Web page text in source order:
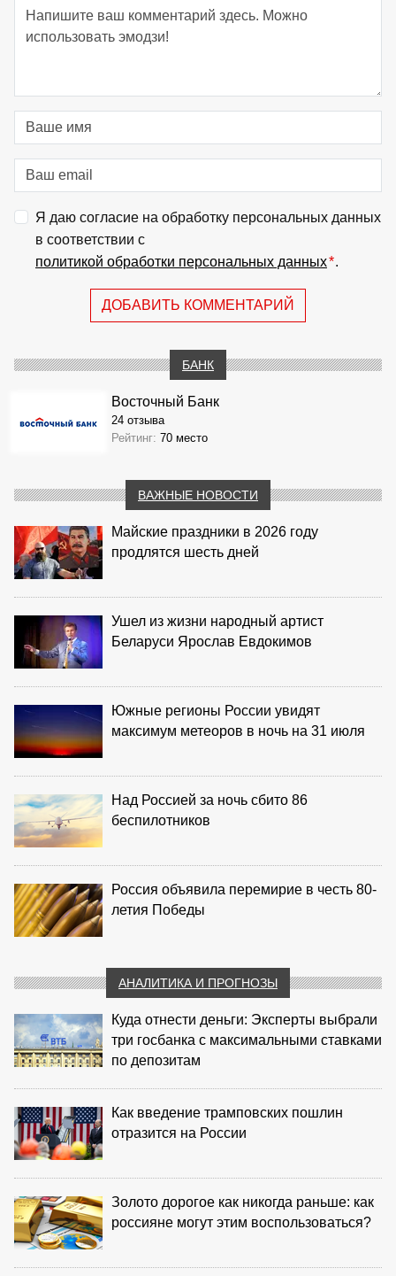
Я даю согласие на обработку персональных данных
в соответствии с
политикой обработки персональных данных*.
ДОБАВИТЬ КОММЕНТАРИЙ
БАНК
Восточный Банк
24 отзыва
Рейтинг: 70 место
ВАЖНЫЕ НОВОСТИ
Майские праздники в 2026 году
продлятся шесть дней
Ушел из жизни народный артист
Беларуси Ярослав Евдокимов
Южные регионы России увидят
максимум метеоров в ночь на 31 июля
Над Россией за ночь сбито 86
беспилотников
Россия объявила перемирие в честь 80-
летия Победы
АНАЛИТИКА И ПРОГНОЗЫ
Куда отнести деньги: Эксперты выбрали
три госбанка с максимальными ставками
по депозитам
Как введение трамповских пошлин
отразится на России
Золото дорогое как никогда раньше: как
россияне могут этим воспользоваться?